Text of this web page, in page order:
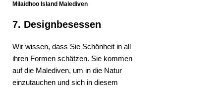
Milaidhoo Island Malediven
7. Designbesessen
Wir wissen, dass Sie Schönheit in all
ihren Formen schätzen. Sie kommen
auf die Malediven, um in die Natur
einzutauchen und sich in diesem